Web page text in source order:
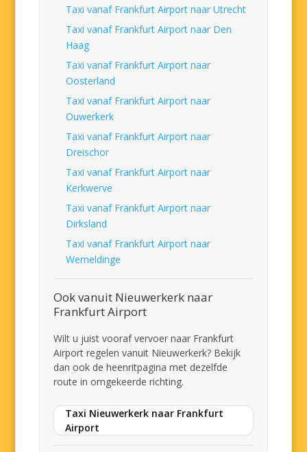
Taxi vanaf Frankfurt Airport naar Utrecht
Taxi vanaf Frankfurt Airport naar Den
Haag
Taxi vanaf Frankfurt Airport naar
Oosterland
Taxi vanaf Frankfurt Airport naar
Ouwerkerk
Taxi vanaf Frankfurt Airport naar
Dreischor
Taxi vanaf Frankfurt Airport naar
Kerkwerve
Taxi vanaf Frankfurt Airport naar
Dirksland
Taxi vanaf Frankfurt Airport naar
Wemeldinge
Ook vanuit Nieuwerkerk naar
Frankfurt Airport
Wilt u juist vooraf vervoer naar Frankfurt
Airport regelen vanuit Nieuwerkerk? Bekijk
dan ook de heenritpagina met dezelfde
route in omgekeerde richting.
Taxi Nieuwerkerk naar Frankfurt
Airport